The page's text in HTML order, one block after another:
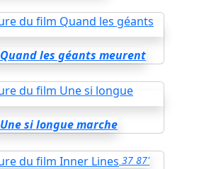
Quand les géants meurent
Une si longue marche
37 87'